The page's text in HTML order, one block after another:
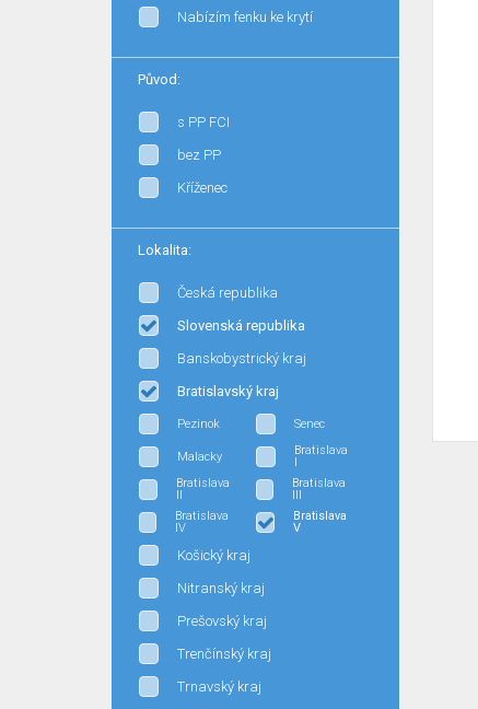
Nabízím fenku ke krytí
Původ:
s PP FCI
bez PP
Kříženec
Lokalita:
Česká republika
Slovenská republika
Banskobystrický kraj
Bratislavský kraj
Pezinok Senec
Malacky
Bratislava
I
Bratislava
II
Bratislava
III
Bratislava
IV
Bratislava
V
Košický kraj
Nitranský kraj
Prešovský kraj
Trenčínský kraj
Trnavský kraj